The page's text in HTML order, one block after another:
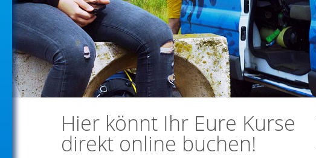
Hier könnt Ihr Eure Kurse
direkt online buchen!